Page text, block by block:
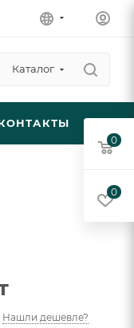
Каталог
Нашли дешевле?
0
0